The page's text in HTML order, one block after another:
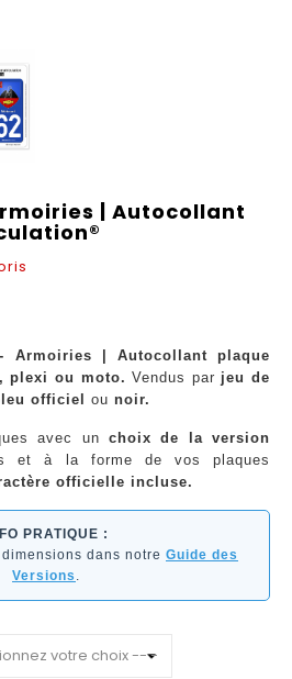
| Autocollant
Armoiries | Autocollant plaque
plexi ou moto. Vendus par jeu de
officiel ou noir.
avec un choix de la version
et à la forme de vos plaques
officielle incluse.
PRATIQUE :
dans notre Guide des
Versions .